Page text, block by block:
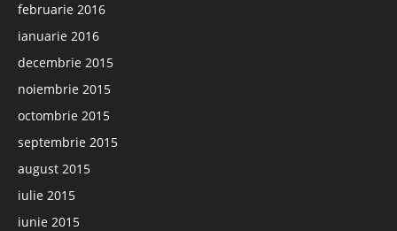
februarie 2016
ianuarie 2016
decembrie 2015
noiembrie 2015
octombrie 2015
septembrie 2015
august 2015
iulie 2015
iunie 2015